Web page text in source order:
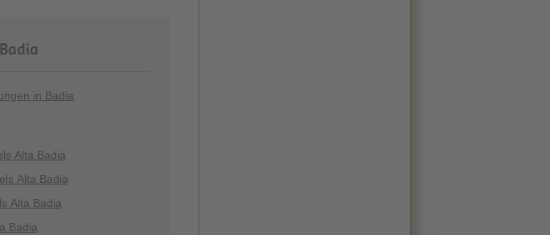
in Badia
Alta Badia
Alta Badia
Alta Badia
Badia